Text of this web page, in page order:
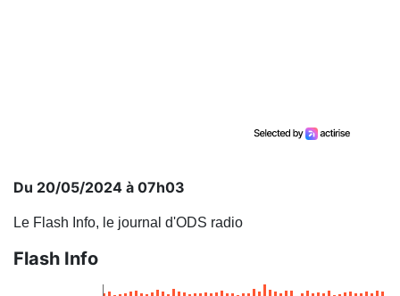
Du 20/05/2024 à 07h03
Le Flash Info, le journal d'ODS radio
Flash Info